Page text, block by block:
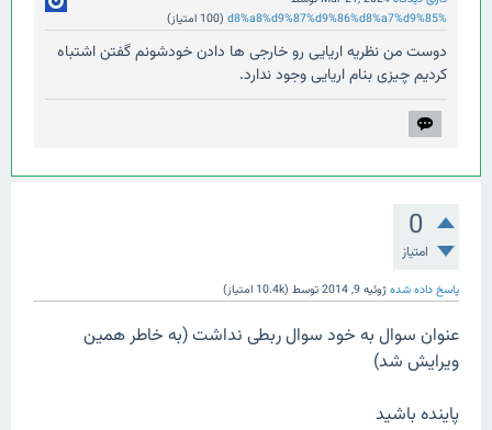
%d8%a8%d9%87%d9%86%d8%a7%d9%85
(
100 امتیاز)
دوست من نظریه اریایی رو خارجی ها دادن خودشونم گفتن اشتباه
کردیم چیزی بنام اریایی وجود ندارد.
0
امتیاز
پاسخ داده شدهژوئیه 9, 2014 توسط (
10.4k امتیاز)
عنوان سوال به خود سوال ربطی نداشت (به خاطر همین
ویرایش شد)
پاینده باشید